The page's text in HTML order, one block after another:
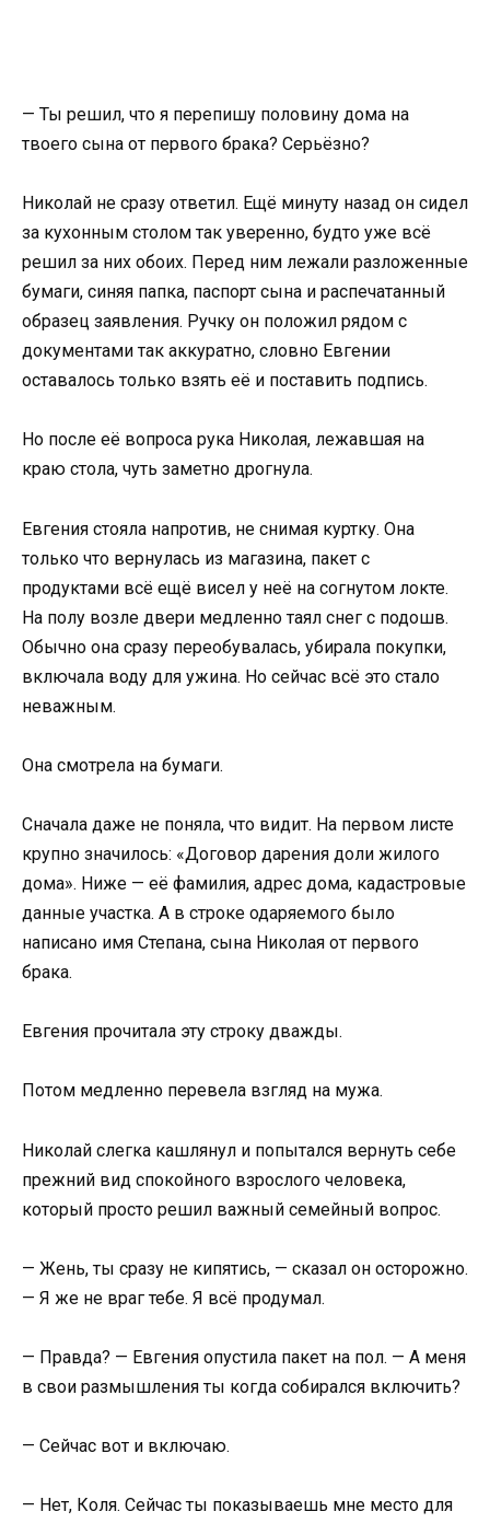
— Ты решил, что я перепишу половину дома на
твоего сына от первого брака? Серьёзно?
Николай не сразу ответил. Ещё минуту назад он сидел
за кухонным столом так уверенно, будто уже всё
решил за них обоих. Перед ним лежали разложенные
бумаги, синяя папка, паспорт сына и распечатанный
образец заявления. Ручку он положил рядом с
документами так аккуратно, словно Евгении
оставалось только взять её и поставить подпись.
Но после её вопроса рука Николая, лежавшая на
краю стола, чуть заметно дрогнула.
Евгения стояла напротив, не снимая куртку. Она
только что вернулась из магазина, пакет с
продуктами всё ещё висел у неё на согнутом локте.
На полу возле двери медленно таял снег с подошв.
Обычно она сразу переобувалась, убирала покупки,
включала воду для ужина. Но сейчас всё это стало
неважным.
Она смотрела на бумаги.
Сначала даже не поняла, что видит. На первом листе
крупно значилось: «Договор дарения доли жилого
дома». Ниже — её фамилия, адрес дома, кадастровые
данные участка. А в строке одаряемого было
написано имя Степана, сына Николая от первого
брака.
Евгения прочитала эту строку дважды.
Потом медленно перевела взгляд на мужа.
Николай слегка кашлянул и попытался вернуть себе
прежний вид спокойного взрослого человека,
который просто решил важный семейный вопрос.
— Жень, ты сразу не кипятись, — сказал он осторожно.
— Я же не враг тебе. Я всё продумал.
— Правда? — Евгения опустила пакет на пол. — А меня
в свои размышления ты когда собирался включить?
— Сейчас вот и включаю.
— Нет, Коля. Сейчас ты показываешь мне место для